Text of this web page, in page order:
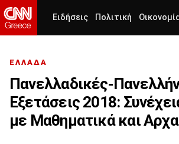
Ειδήσεις Πολιτική
ΕΛΛΑΔΑ
Πανελλαδικές-
Εξετάσεις 2018:
με Μαθηματικά και